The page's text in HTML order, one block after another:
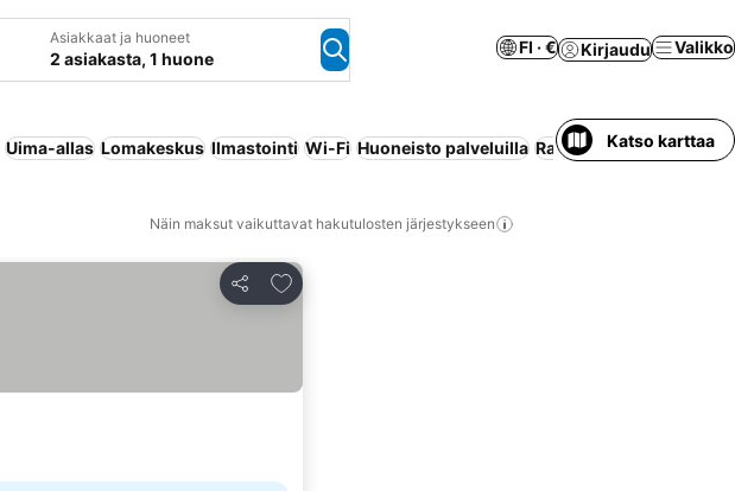
Asiakkaat ja huoneet
2 asiakasta, 1 huone
FI · € Kirjaudu Valikko
Uima-allas Lomakeskus Ilmastointi Wi-Fi Huoneisto palveluilla Ranta Koko talo/asunto
Katso karttaa
Näin maksut vaikuttavat hakutulosten järjestykseen
Jaa
Lisää suosikkeihin